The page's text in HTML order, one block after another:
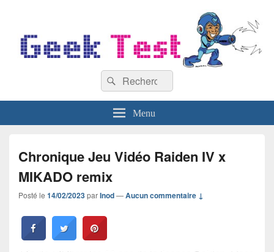
Recherche :
Rechercher
Menu
Chronique Jeu Vidéo Raiden IV x
MIKADO remix
Posté le 14/02/2023parInod—Aucun commentaire ↓